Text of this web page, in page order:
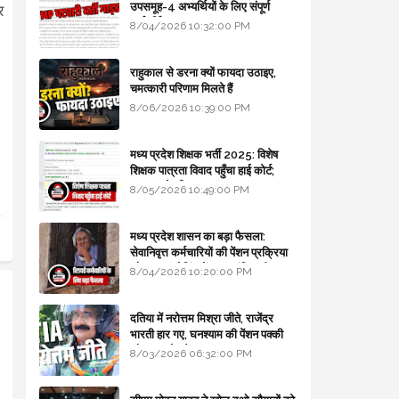
उपसमूह-4 अभ्यर्थियों के लिए संपूर्ण
मार्गदर्शिका
8/04/2026 10:32:00 PM
राहुकाल से डरना क्यों फायदा उठाइए,
चमत्कारी परिणाम मिलते हैं
8/06/2026 10:39:00 PM
मध्य प्रदेश शिक्षक भर्ती 2025: विशेष
शिक्षक पात्रता विवाद पहुँचा हाई कोर्ट;
सरकार से माँगा जवाब
8/05/2026 10:49:00 PM
मध्य प्रदेश शासन का बड़ा फैसला:
सेवानिवृत्त कर्मचारियों की पेंशन प्रक्रिया
और बजट कोडिंग में हुए क्रांतिकारी
8/04/2026 10:20:00 PM
दतिया में नरोत्तम मिश्रा जीते, राजेंद्र
भारती हार गए, घनश्याम की पेंशन पक्की
और आशुतोष बैक टू...
8/03/2026 06:32:00 PM